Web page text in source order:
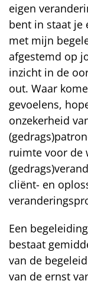
eigen
bent in staat je
met mijn
afgestemd op
inzicht in de
out. Waar
gevoelens,
onzekerheid
ruimte voor de
cliënt- en
Een
bestaat
van de
van de ernst